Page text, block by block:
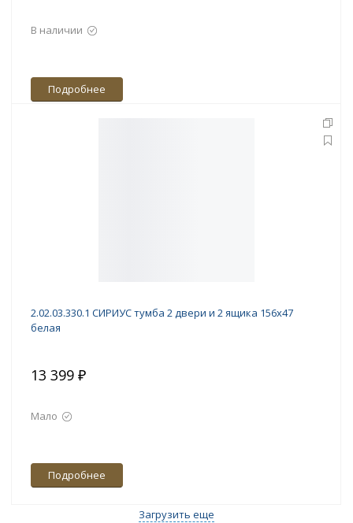
В наличии
Подробнее
2.02.03.330.1 СИРИУС тумба 2 двери и 2 ящика 156х47
белая
13 399 ₽
Мало
Подробнее
Загрузить еще